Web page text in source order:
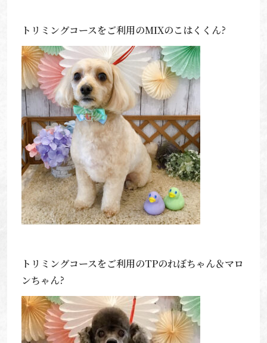
トリミングコースをご利用のMIXのこはくくん?
トリミングコースをご利用のTPのれぼちゃん＆マロ
ンちゃん?